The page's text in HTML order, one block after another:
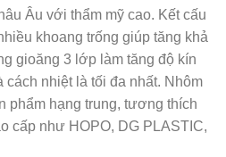
Âu với thẩm mỹ cao. Kết cấu
khoang trống giúp tăng khả
gioăng 3 lớp làm tăng độ kín
cách nhiệt là tối đa nhất. Nhôm
phẩm hạng trung, tương thích
cấp như HOPO, DG PLASTIC,